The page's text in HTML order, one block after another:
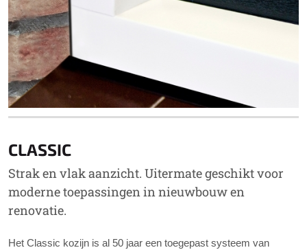
CLASSIC
Strak en vlak aanzicht. Uitermate geschikt voor
moderne toepassingen in nieuwbouw en
renovatie.
Het Classic kozijn is al 50 jaar een toegepast systeem van